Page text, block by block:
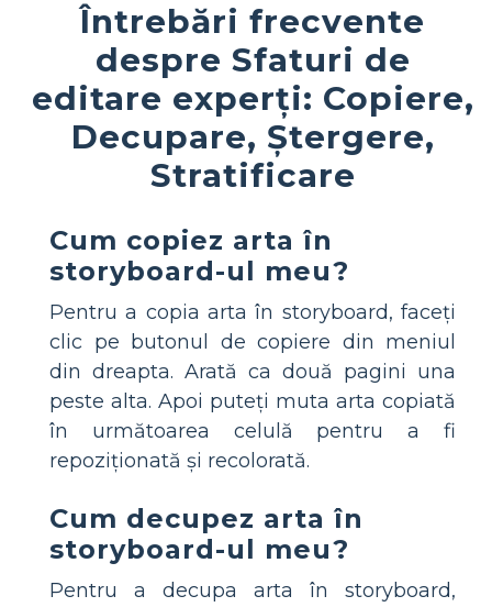
Întrebări frecvente
despre Sfaturi de
editare experți: Copiere,
Decupare, Ștergere,
Stratificare
Cum copiez arta în
storyboard-ul meu?
Pentru a copia arta în storyboard, faceți
clic pe butonul de copiere din meniul
din dreapta. Arată ca două pagini una
peste alta. Apoi puteți muta arta copiată
în următoarea celulă pentru a fi
repoziționată și recolorată.
Cum decupez arta în
storyboard-ul meu?
Pentru a decupa arta în storyboard,